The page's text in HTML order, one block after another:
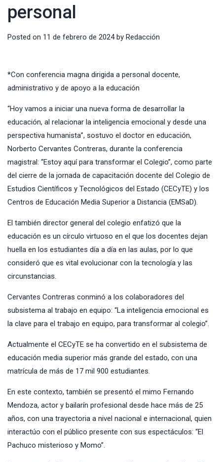
personal
Posted on 11 de febrero de 2024by Redacción
*Con conferencia magna dirigida a personal docente,
administrativo y de apoyo a la educación
“Hoy vamos a iniciar una nueva forma de desarrollar la
educación, al relacionar la inteligencia emocional y desde una
perspectiva humanista”, sostuvo el doctor en educación,
Norberto Cervantes Contreras, durante la conferencia
magistral: “Estoy aquí para transformar el Colegio”, como parte
del cierre de la jornada de capacitación docente del Colegio de
Estudios Científicos y Tecnológicos del Estado (CECyTE) y los
Centros de Educación Media Superior a Distancia (EMSaD).
El también director general del colegio enfatizó que la
educación es un círculo virtuoso en el que los docentes dejan
huella en los estudiantes día a día en las aulas, por lo que
consideró que es vital evolucionar con la tecnología y las
circunstancias.
Cervantes Contreras conminó a los colaboradores del
subsistema al trabajo en equipo: “La inteligencia emocional es
la clave para el trabajo en equipo, para transformar al colegio”.
Actualmente el CECyTE se ha convertido en el subsistema de
educación media superior más grande del estado, con una
matrícula de más de 17 mil 900 estudiantes.
En este contexto, también se presentó el mimo Fernando
Mendoza, actor y bailarín profesional desde hace más de 25
años, con una trayectoria a nivel nacional e internacional, quien
interactúo con el público presente con sus espectáculos: “El
Pachuco misterioso y Momo”.